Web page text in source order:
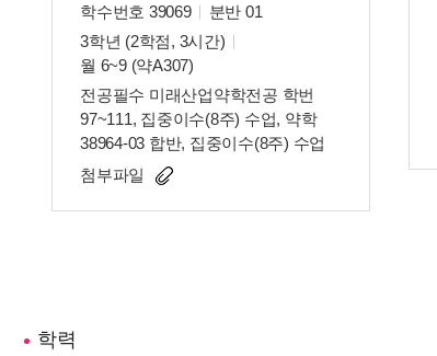
학수번호 39069
분반 01
3학년 (2학점, 3시간)
월 6~9 (약A307)
전공필수 미래산업약학전공 학번
97~111, 집중이수(8주) 수업, 약학
38964-03 합반, 집중이수(8주) 수업
첨부파일
학력